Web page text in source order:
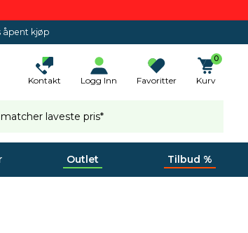
åpent kjøp
Kontakt Logg Inn Favoritter
0
Kurv
laveste pris*
Outlet Tilbud %